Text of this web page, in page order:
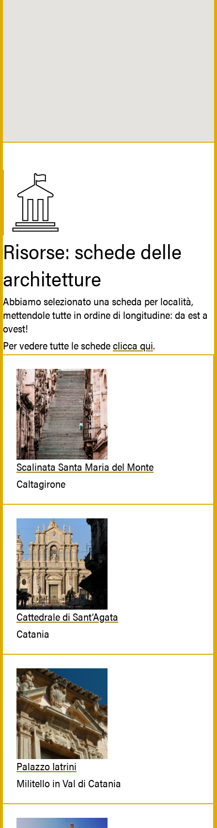
Risorse: schede delle
architetture
Abbiamo selezionato una scheda per località,
mettendole tutte in ordine di longitudine: da est a
ovest!
Per vedere tutte le schedeclicca qui.
Scalinata Santa Maria del Monte
Caltagirone
Cattedrale di Sant’Agata
Catania
Palazzo Iatrini
Militello in Val di Catania